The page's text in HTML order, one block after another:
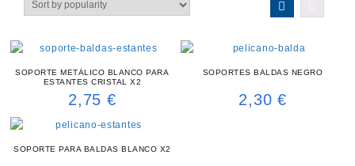
SOPORTE METÁLICO BLANCO PARA
ESTANTES CRISTAL X2
2,75 €
SOPORTES BALDAS NEGRO
2,30 €
SOPORTE PARA BALDAS BLANCO X2